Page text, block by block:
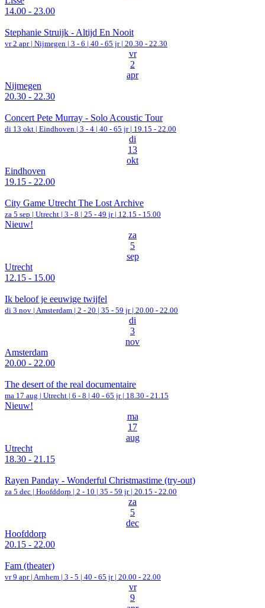
14.00 - 23.00
Stephanie Struijk - Altijd En Nooit
vr 2 apr | Nijmegen | 3 - 6 | 40 - 65 jr | 20.30 - 22.30
vr
2
apr
Nijmegen
20.30 - 22.30
Concert Pete Murray - Solo Acoustic Tour
di 13 okt | Eindhoven | 3 - 4 | 40 - 65 jr | 19.15 - 22.00
di
13
okt
Eindhoven
19.15 - 22.00
City Game Utrecht The Lost Archive
za 5 sep | Utrecht | 3 - 8 | 25 - 49 jr | 12.15 - 15.00
Nieuw!
za
5
sep
Utrecht
12.15 - 15.00
Ik beloof je eeuwige twijfel
di 3 nov | Amsterdam | 2 - 20 | 35 - 59 jr | 20.00 - 22.00
di
3
nov
Amsterdam
20.00 - 22.00
The desert of the real documentaire
ma 17 aug | Utrecht | 6 - 8 | 40 - 65 jr | 18.30 - 21.15
Nieuw!
ma
17
aug
Utrecht
18.30 - 21.15
Rayen Panday - Wonderful Christmastime (try-out)
za 5 dec | Hoofddorp | 2 - 10 | 35 - 59 jr | 20.15 - 22.00
za
5
dec
Hoofddorp
20.15 - 22.00
Fam (theater)
vr 9 apr | Arnhem | 3 - 5 | 40 - 65 jr | 20.00 - 22.00
vr
9